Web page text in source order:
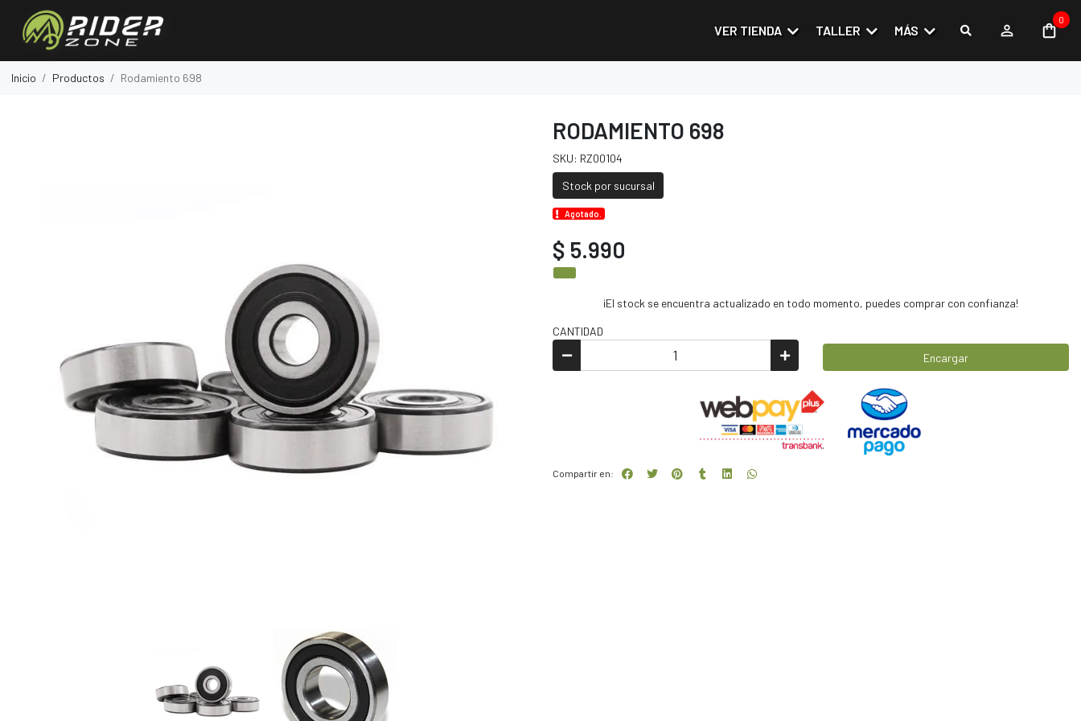
VER TIENDA TALLER MÁS
0
Inicio Productos Rodamiento 698
RODAMIENTO 698
SKU: RZ00104
Stock por sucursal
Agotado.
$ 5.990
¡El stock se encuentra actualizado en todo momento, puedes comprar con confianza!
CANTIDAD
Encargar
Compartir en: